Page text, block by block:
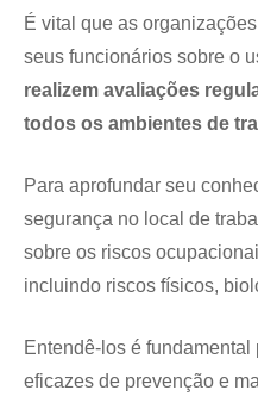
É vital que as
seus funcionários sobre o
realizem avaliações
todos os ambientes de
Para aprofundar seu
segurança no local de
sobre os riscos
incluindo riscos físicos,
Entendê-los é
eficazes de prevenção e